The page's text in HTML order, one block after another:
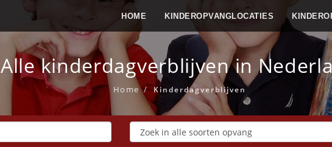
HOME KINDEROPVANGLOCATIES
Alle kinderdagverblijven in
Home Kinderdagverblijven